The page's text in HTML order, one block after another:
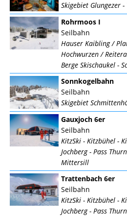
Skigebiet Glungezer -
Rohrmoos I
Seilbahn
Hauser Kaibling /
Hochwurzen /
Berge Skischaukel -
Sonnkogelbahn
Seilbahn
Skigebiet
Gauxjoch 6er
Seilbahn
KitzSki - Kitzbühel -
Jochberg - Pass
Mittersill
Trattenbach 6er
Seilbahn
KitzSki - Kitzbühel -
Jochberg - Pass